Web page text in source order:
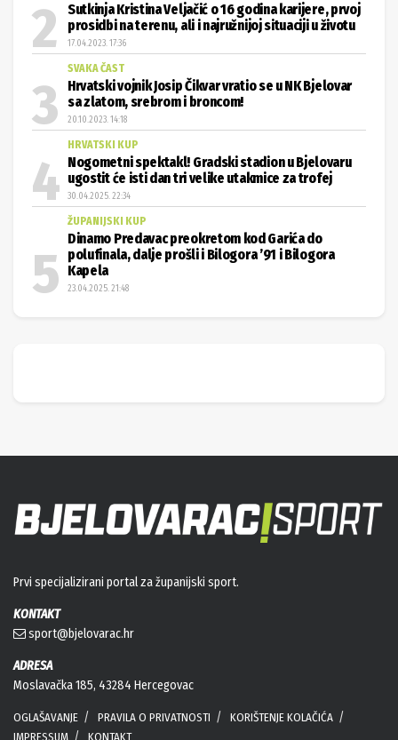
Sutkinja Kristina Veljačić o 16 godina karijere, prvoj
prosidbi na terenu, ali i najružnijoj situaciji u životu
17.04.2023. 17:36
SVAKA ČAST
Hrvatski vojnik Josip Čikvar vratio se u NK Bjelovar
sa zlatom, srebrom i broncom!
20.10.2023. 14:18
HRVATSKI KUP
Nogometni spektakl! Gradski stadion u Bjelovaru
ugostit će isti dan tri velike utakmice za trofej
30.04.2025. 22:34
ŽUPANIJSKI KUP
Dinamo Predavac preokretom kod Garića do
polufinala, dalje prošli i Bilogora ’91 i Bilogora
Kapela
23.04.2025. 21:48
Prvi specijalizirani portal za županijski sport.
KONTAKT
sport@bjelovarac.hr
ADRESA
Moslavačka 185, 43284 Hercegovac
OGLAŠAVANJE PRAVILA O PRIVATNOSTI
KORIŠTENJE KOLAČIĆA
IMPRESSUM
KONTAKT